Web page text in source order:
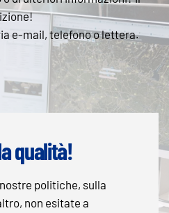
e-mail, telefono o lettera.
qualità!
politiche, sulla
non esitate a